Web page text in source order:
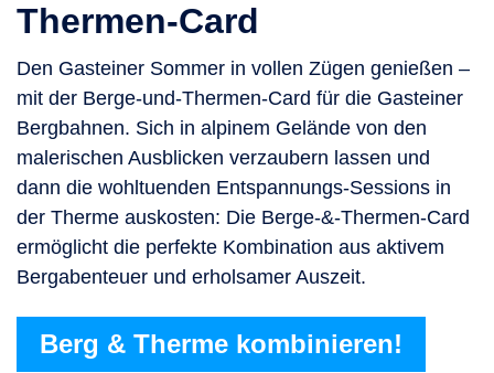
Thermen-Card
Den Gasteiner Sommer in vollen Zügen genießen –
mit der Berge-und-Thermen-Card für die Gasteiner
Bergbahnen. Sich in alpinem Gelände von den
malerischen Ausblicken verzaubern lassen und
dann die wohltuenden Entspannungs-Sessions in
der Therme auskosten: Die Berge-&-Thermen-Card
ermöglicht die perfekte Kombination aus aktivem
Bergabenteuer und erholsamer Auszeit.
Berg & Therme kombinieren!